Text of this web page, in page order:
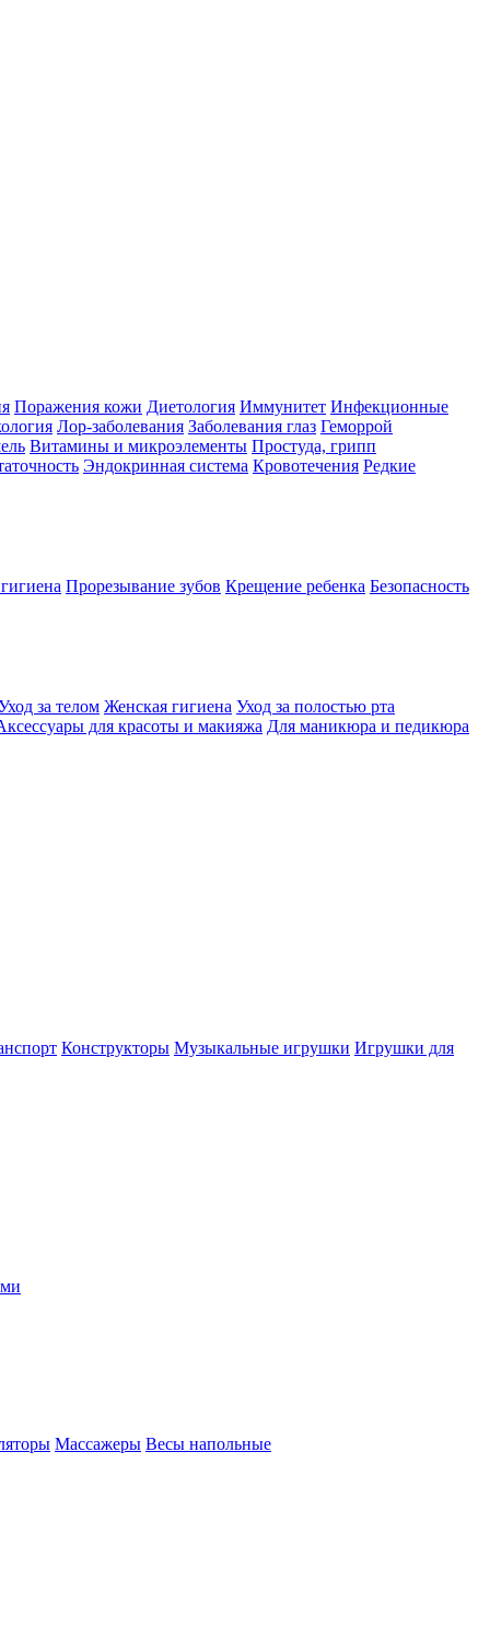
Поражения кожи Диетология Иммунитет Инфекционные
Лор-заболевания Заболевания глаз Геморрой
Витамины и микроэлементы Простуда, грипп
Эндокринная система Кровотечения Редкие
Прорезывание зубов Крещение ребенка Безопасность
за телом Женская гигиена Уход за полостью рта
для красоты и макияжа Для маникюра и педикюра
Конструкторы Музыкальные игрушки Игрушки для
Массажеры Весы напольные